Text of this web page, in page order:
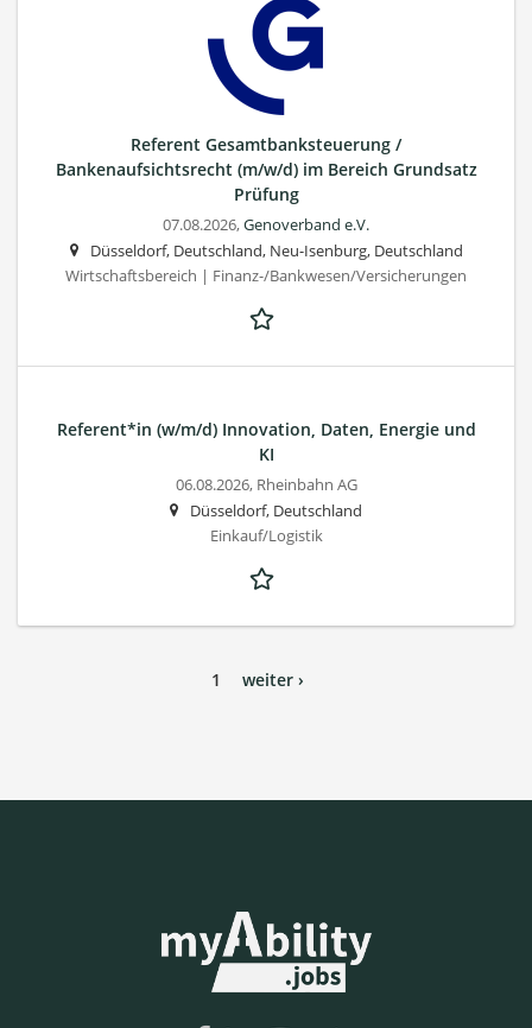
Referent Gesamtbanksteuerung /
Bankenaufsichtsrecht (m/w/d) im Bereich Grundsatz
Prüfung
07.08.2026,Genoverband e.V.
Düsseldorf, Deutschland, Neu-Isenburg, Deutschland
Wirtschaftsbereich | Finanz-/Bankwesen/Versicherungen
Referent*in (w/m/d) Innovation, Daten, Energie und
KI
06.08.2026, Rheinbahn AG
Düsseldorf, Deutschland
Einkauf/Logistik
1 weiter ›